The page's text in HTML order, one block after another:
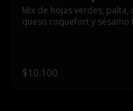
Mix de hojas verdes, palta,
queso roquefort y sésamo
$10.100